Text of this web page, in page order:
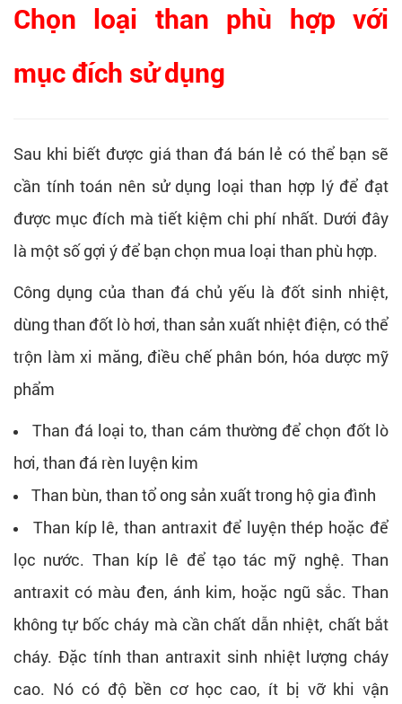
Chọn loại than phù hợp với
mục đích sử dụng
Sau khi biết được giá than đá bán lẻ có thể bạn sẽ
cần tính toán nên sử dụng loại than hợp lý để đạt
được mục đích mà tiết kiệm chi phí nhất. Dưới đây
là một số gợi ý để bạn chọn mua loại than phù hợp.
Công dụng của than đá chủ yếu là đốt sinh nhiệt,
dùng than đốt lò hơi, than sản xuất nhiệt điện, có thể
trộn làm xi măng, điều chế phân bón, hóa dược mỹ
phẩm
Than đá loại to, than cám thường để chọn đốt lò
hơi, than đá rèn luyện kim
Than bùn, than tổ ong sản xuất trong hộ gia đình
Than kíp lê, than antraxit để luyện thép hoặc để
lọc nước. Than kíp lê để tạo tác mỹ nghệ. Than
antraxit có màu đen, ánh kim, hoặc ngũ sắc. Than
không tự bốc cháy mà cần chất dẫn nhiệt, chất bắt
cháy. Đặc tính than antraxit sinh nhiệt lượng cháy
cao. Nó có độ bền cơ học cao, ít bị vỡ khi vận